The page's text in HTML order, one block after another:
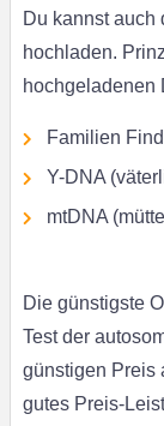
Du kannst auch
hochladen.
hochgeladenen
Familien
Y-DNA
mtDNA
Die günstigste
Test der
günstigen Preis
gutes Preis-